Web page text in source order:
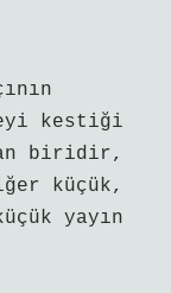
kestiği
biridir,
küçük,
yayın